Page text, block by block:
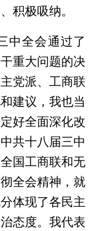
积极吸纳。
中全会通过了
重大问题的决
党派、工商联
建议，我也当
好全面深化改
共十八届三中
国工商联和无
全会精神，就
体现了各民主
态度。我代表